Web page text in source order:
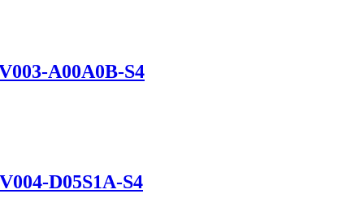
A00A0B-S4
D05S1A-S4